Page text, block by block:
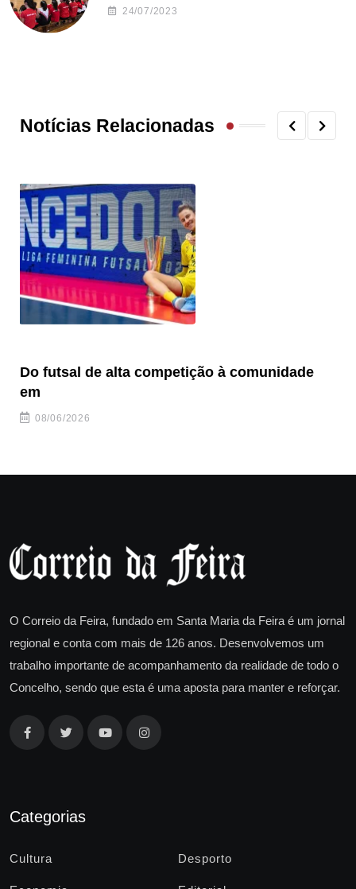
24/07/2023
Notícias Relacionadas
Do futsal de alta competição à comunidade
em
08/06/2026
O Correio da Feira, fundado em Santa Maria da Feira é um jornal
regional e conta com mais de 126 anos. Desenvolvemos um
trabalho importante de acompanhamento da realidade de todo o
Concelho, sendo que esta é uma aposta para manter e reforçar.
Categorias
Cultura Desporto